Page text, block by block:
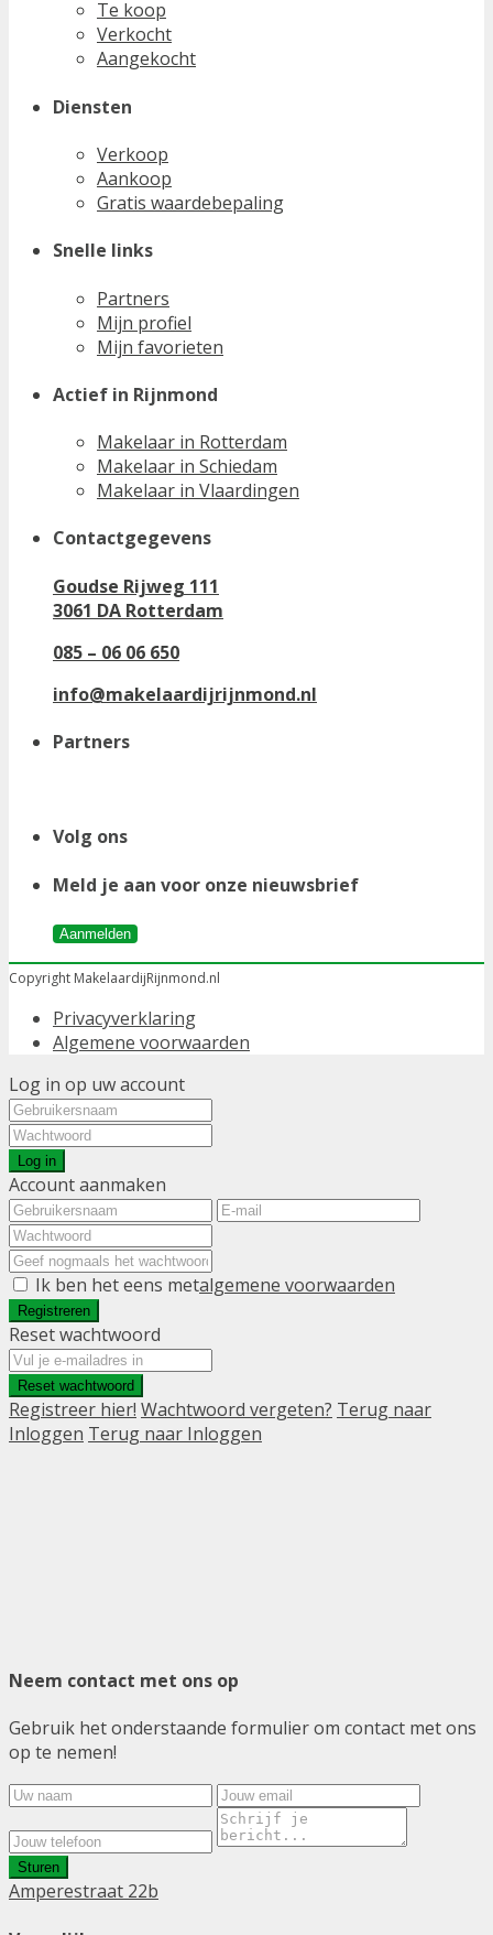
Te koop
Verkocht
Aangekocht
Diensten
Verkoop
Aankoop
Gratis waardebepaling
Snelle links
Partners
Mijn profiel
Mijn favorieten
Actief in Rijnmond
Makelaar in Rotterdam
Makelaar in Schiedam
Makelaar in Vlaardingen
Contactgegevens
Goudse Rijweg 111
3061 DA Rotterdam
085 – 06 06 650
info@makelaardijrijnmond.nl
Partners
Volg ons
Meld je aan voor onze nieuwsbrief
Aanmelden
Copyright MakelaardijRijnmond.nl
Privacyverklaring
Algemene voorwaarden
Log in op uw account
Log in
Account aanmaken
Ik ben het eens metalgemene voorwaarden
Registreren
Reset wachtwoord
Reset wachtwoord
Registreer hier! Wachtwoord vergeten? Terug naar
Inloggen Terug naar Inloggen
Neem contact met ons op
Gebruik het onderstaande formulier om contact met ons
op te nemen!
Sturen
Amperestraat 22b